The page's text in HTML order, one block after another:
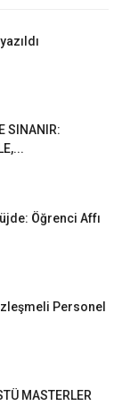
SINANIR:
Öğrenci Affı
Personel
MASTERLER